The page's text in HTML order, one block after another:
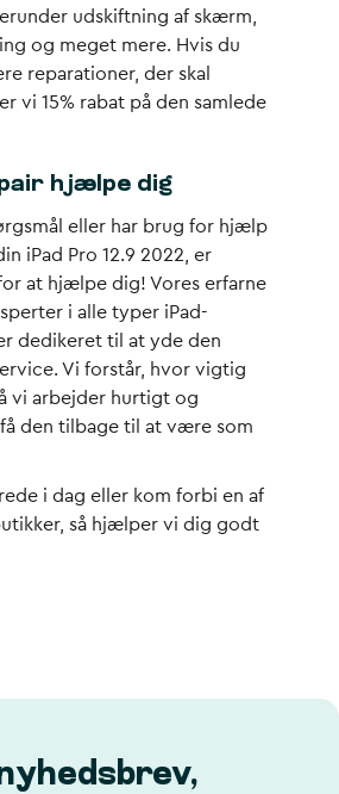
udskiftning af skærm,
og meget mere. Hvis du
reparationer, der skal
vi 15% rabat på den samlede
hjælpe dig
eller har brug for hjælp
iPad Pro 12.9 2022, er
at hjælpe dig! Vores erfarne
i alle typer iPad-
dedikeret til at yde den
Vi forstår, hvor vigtig
vi arbejder hurtigt og
den tilbage til at være som
i dag eller kom forbi en af
så hjælper vi dig godt